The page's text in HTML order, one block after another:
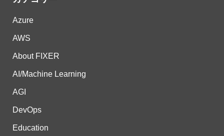
Azure
AWS
About FIXER
AI/Machine Learning
AGI
DevOps
Education